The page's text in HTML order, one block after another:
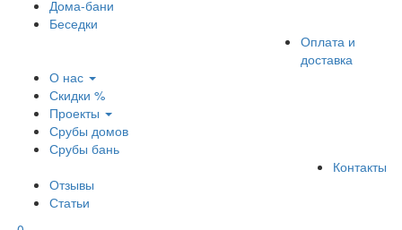
Дома-бани
Беседки
Оплата и
доставка
О нас
Скидки %
Проекты
Срубы домов
Срубы бань
Контакты
Отзывы
Статьи